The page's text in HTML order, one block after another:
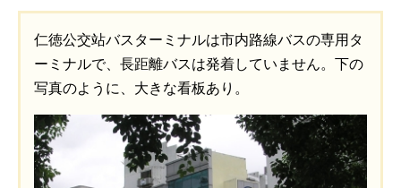
仁徳公交站バスターミナルは市内路線バスの専用タ
ーミナルで、長距離バスは発着していません。下の
写真のように、大きな看板あり。